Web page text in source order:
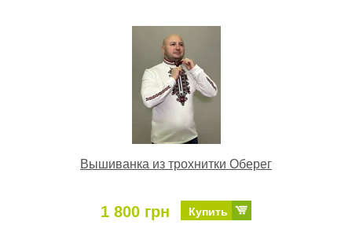
Вышиванка из трохнитки Оберег
1 800 грн Купить